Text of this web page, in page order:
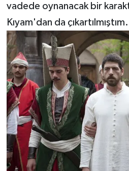
vadede oynanacak bir
Kıyam'dan da çıkartılmıştım.